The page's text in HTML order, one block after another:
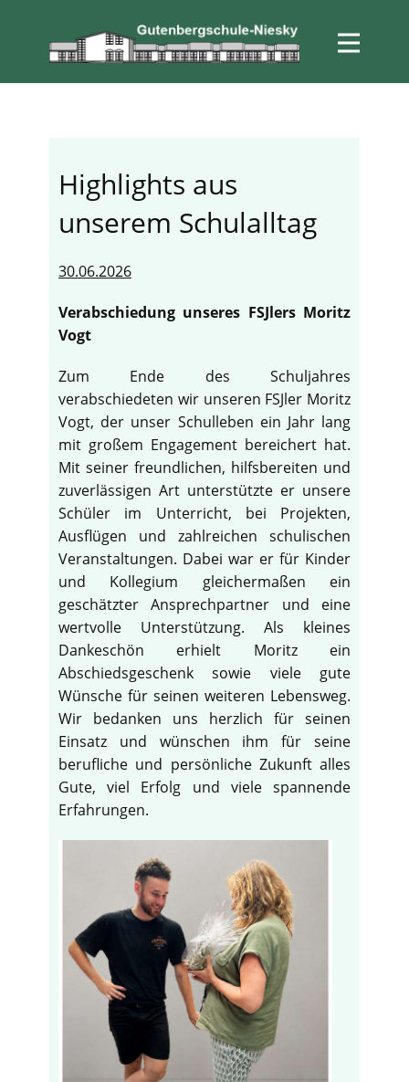
Highlights aus
unserem Schulalltag
30.06.2026
Verabschiedung unseres FSJlers Moritz
Vogt
Zum Ende des Schuljahres
verabschiedeten wir unseren FSJler Moritz
Vogt, der unser Schulleben ein Jahr lang
mit großem Engagement bereichert hat.
Mit seiner freundlichen, hilfsbereiten und
zuverlässigen Art unterstützte er unsere
Schüler im Unterricht, bei Projekten,
Ausflügen und zahlreichen schulischen
Veranstaltungen. Dabei war er für Kinder
und Kollegium gleichermaßen ein
geschätzter Ansprechpartner und eine
wertvolle Unterstützung. Als kleines
Dankeschön erhielt Moritz ein
Abschiedsgeschenk sowie viele gute
Wünsche für seinen weiteren Lebensweg.
Wir bedanken uns herzlich für seinen
Einsatz und wünschen ihm für seine
berufliche und persönliche Zukunft alles
Gute, viel Erfolg und viele spannende
Erfahrungen.